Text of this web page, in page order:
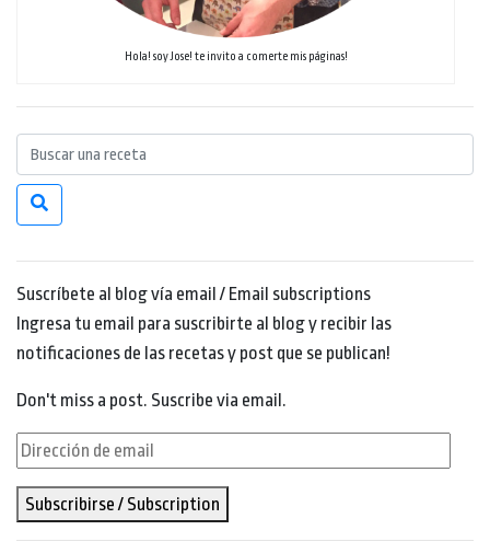
Hola! soy Jose! te invito a comerte mis páginas!
Suscríbete al blog vía email / Email subscriptions
Ingresa tu email para suscribirte al blog y recibir las
notificaciones de las recetas y post que se publican!
Don't miss a post. Suscribe via email.
Dirección
email
Subscribirse / Subscription